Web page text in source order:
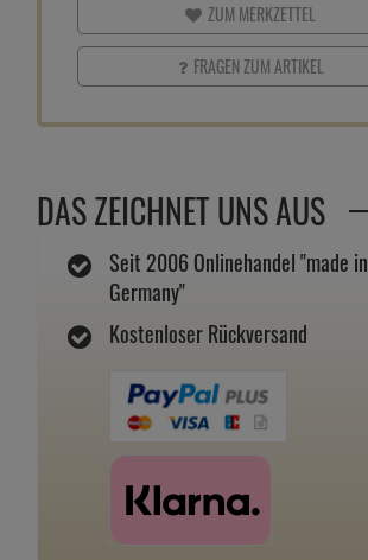
ZUM MERKZETTEL
FRAGEN ZUM ARTIKEL
DAS ZEICHNET UNS AUS
Seit 2006 Onlinehandel "made in
Germany"
Kostenloser Rückversand